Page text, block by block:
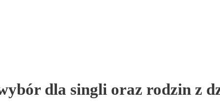
dla singli oraz rodzin z